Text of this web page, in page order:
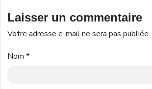
Laisser un commentaire
Votre adresse e-mail ne sera pas publiée.
Nom *